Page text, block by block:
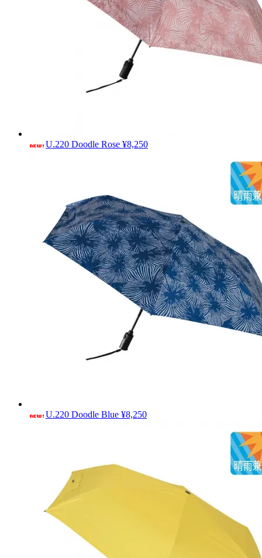
U.220 Doodle Rose ¥8,250
U.220 Doodle Blue ¥8,250